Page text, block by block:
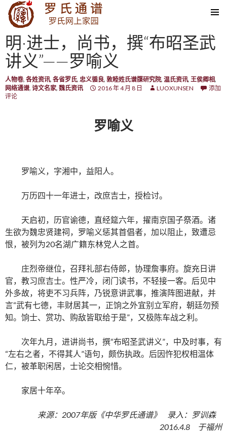
SKIP TO CONTENT
明·进士，尚书，撰“布昭圣武
讲义”——罗喻义
人物卷, 各姓资讯, 各省罗氏, 忠义循良, 敦睦姓氏谱牒研究院, 温氏资讯, 王侯卿相,
网络通谱, 诗文名家, 魏氏资讯 2016 年 4 月 8 日 LUOXUNSEN
添加
评论
罗喻义
罗喻义，字湘中，益阳人。
万历四十一年进士，改庶吉士，授检讨。
天启初，历官谕德，直经筵六年，擢南京国子祭酒。诸
生欲为魏忠贤建祠，罗喻义惩其首倡者，加以阻止，致遭忌
恨，被列为20名湖广籍东林党人之首。
庄烈帝继位，召拜礼部右侍郎，协理詹事府。旋充日讲
官，教习庶吉士。性严冷，闭门读书，不轻接一客。后见中
外多故，将吏不习兵阵，乃锐意讲武事，推演阵图进献，并
言“武有七德，丰财居其一，正饷之外宜别立军府，朝廷勿预
知。饷士、赏功、购敌皆取给于是”，又极陈车战之利。
次年九月，进讲尚书，撰“布昭圣武讲义”，中及时事，有
“左右之者，不得其人”语句，颇伤执政。后因忤犯权相温体
仁，被革职闲居，士论交相惋惜。
家居十年卒。
来源：2007年版《中华罗氏通谱》 录入：罗训森
2016.4.8 于福州